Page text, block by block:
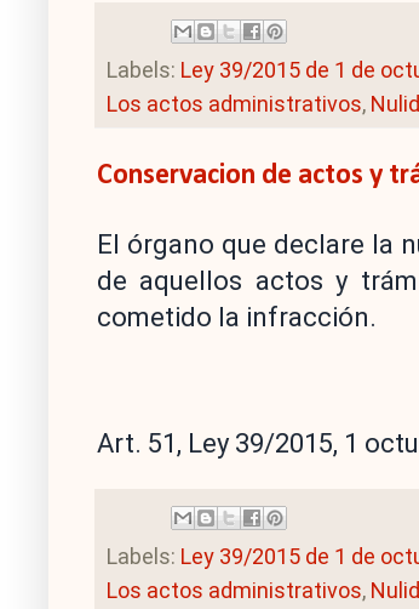
Labels: Ley 39/2015 de 1 de
Los actos administrativos,
Conservacion de actos y
El órgano que declare la
de aquellos actos y
cometido la infracción.
Art. 51, Ley 39/2015, 1
Labels: Ley 39/2015 de 1 de
Los actos administrativos,